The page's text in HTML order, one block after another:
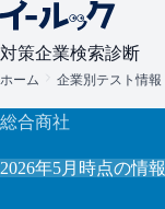
対策企業検索診断
ホーム 企業別テスト情報
総合商社
2026年5月 時点の情報